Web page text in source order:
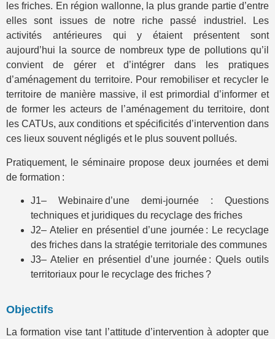
les friches. En région wallonne, la plus grande partie d’entre
elles sont issues de notre riche passé industriel. Les
activités antérieures qui y étaient présentent sont
aujourd’hui la source de nombreux type de pollutions qu’il
convient de gérer et d’intégrer dans les pratiques
d’aménagement du territoire. Pour remobiliser et recycler le
territoire de manière massive, il est primordial d’informer et
de former les acteurs de l’aménagement du territoire, dont
les CATUs, aux conditions et spécificités d’intervention dans
ces lieux souvent négligés et le plus souvent pollués.
Pratiquement, le séminaire propose deux journées et demi
de formation :
J1– Webinaire d’une demi-journée : Questions
techniques et juridiques du recyclage des friches
J2– Atelier en présentiel d’une journée : Le recyclage
des friches dans la stratégie territoriale des communes
J3– Atelier en présentiel d’une journée : Quels outils
territoriaux pour le recyclage des friches ?
Objectifs
La formation vise tant l’attitude d’intervention à adopter que